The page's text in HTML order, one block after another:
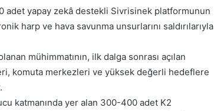
adet yapay zekâ destekli Sivrisinek platformunun
harp ve hava savunma unsurlarını saldırılarıyla
mühimmatının, ilk dalga sonrası açılan
komuta merkezleri ve yüksek değerli hedeflere
katmanında yer alan 300-400 adet K2